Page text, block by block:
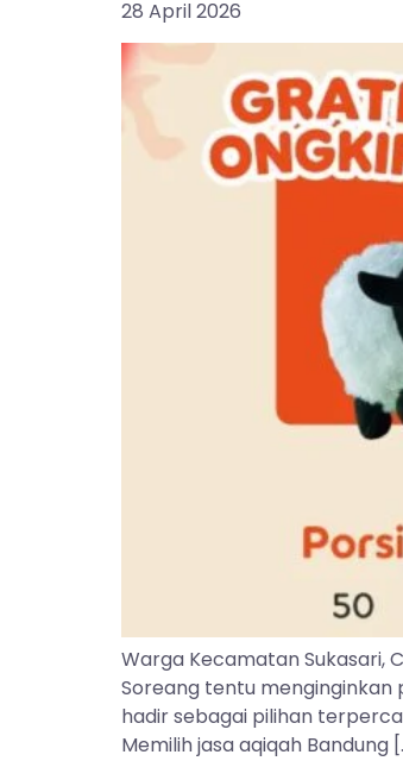
28 April 2026
Warga Kecamatan Sukasari,
Soreang tentu menginginkan
hadir sebagai pilihan
Memilih jasa aqiqah Bandung